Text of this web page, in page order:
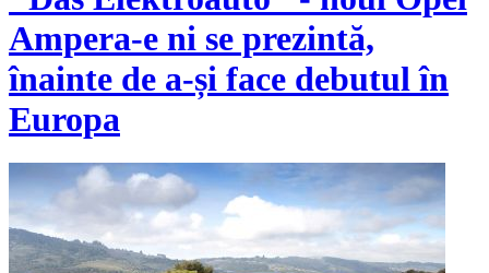
Ampera-e ni se prezintă,
înainte de a-și face debutul în
Europa